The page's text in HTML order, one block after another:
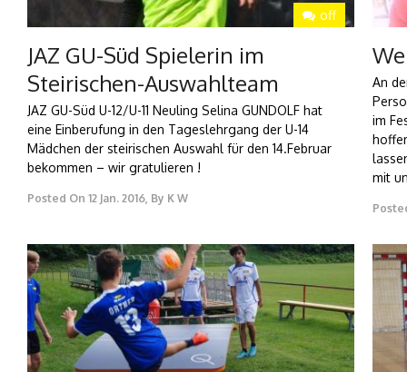
off
JAZ GU-Süd Spielerin im
Steirischen-Auswahlteam
JAZ GU-Süd U-12/U-11 Neuling Selina GUNDOLF hat
eine Einberufung in den Tageslehrgang der U-14
Mädchen der steirischen Auswahl für den 14.Februar
bekommen – wir gratulieren !
Posted On 12 Jan. 2016, By K W
An
im
mit